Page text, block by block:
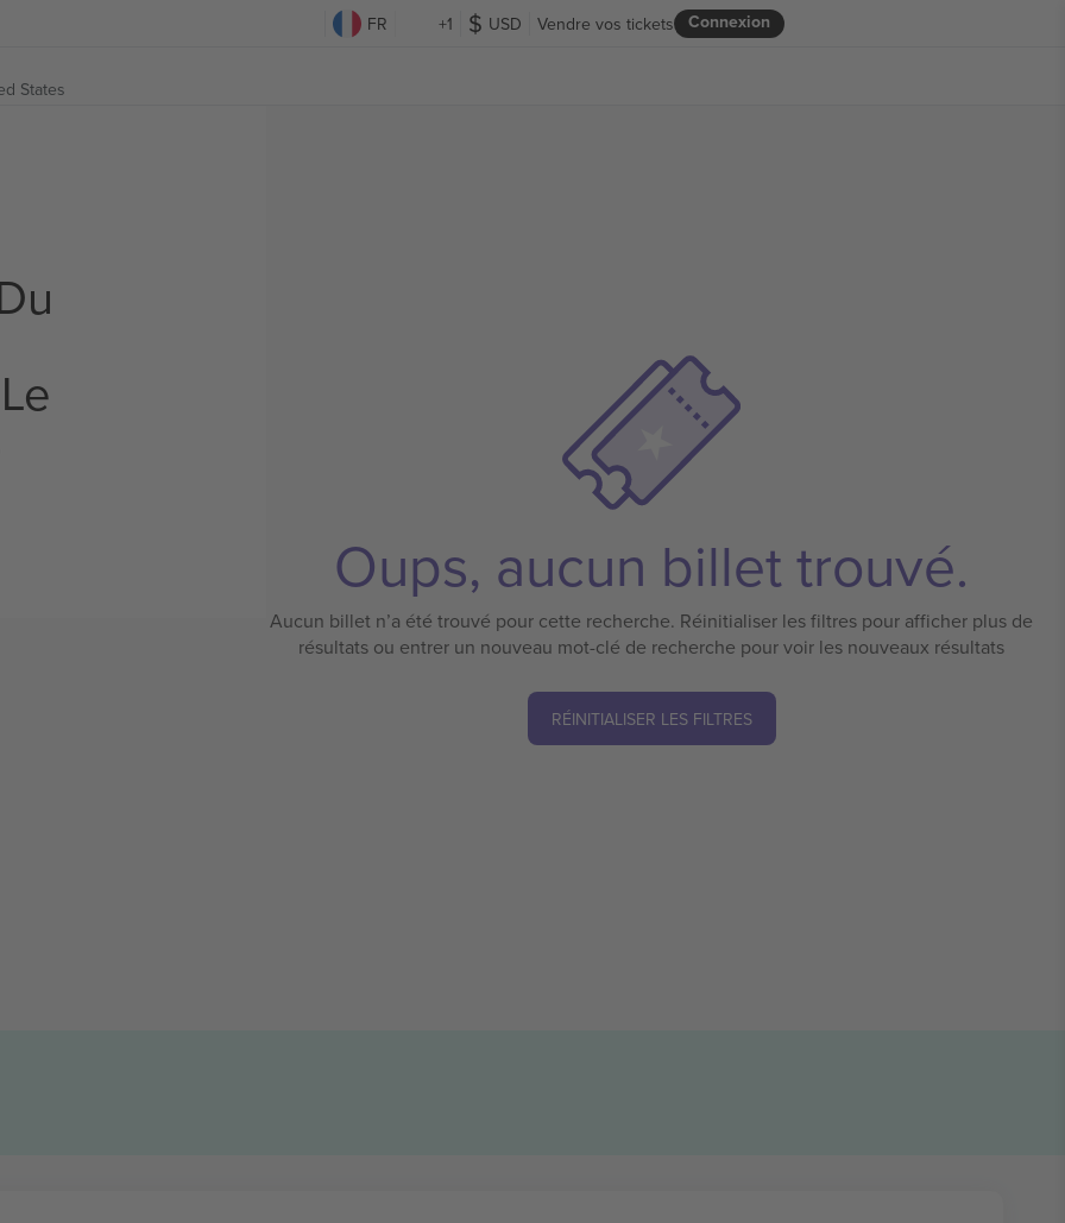
FR +1 USD Connexion
Vendre vos tickets
States
Oups, aucun billet trouvé.
Aucun billet n’a été trouvé pour cette recherche. Réinitialiser les filtres pour afficher plus de
résultats ou entrer un nouveau mot-clé de recherche pour voir les nouveaux résultats
RÉINITIALISER LES FILTRES